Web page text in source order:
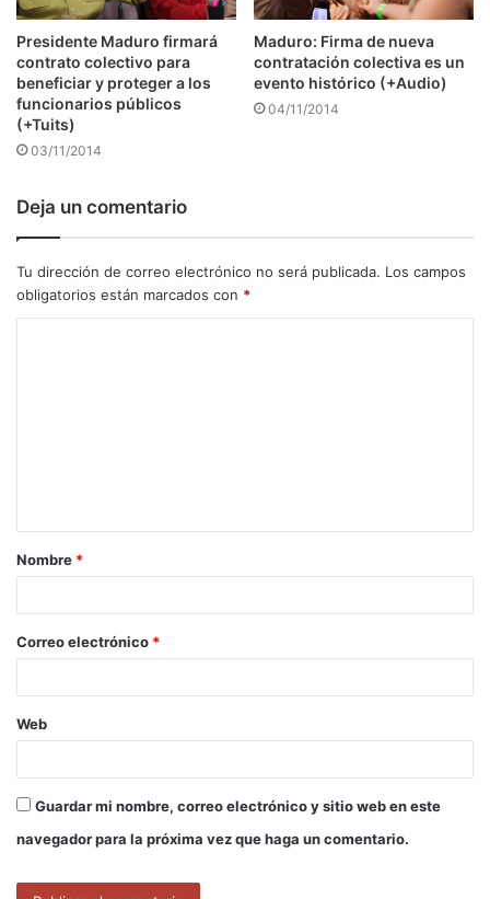
Presidente Maduro firmará
contrato colectivo para
beneficiar y proteger a los
funcionarios públicos
(+Tuits)
03/11/2014
Maduro: Firma de nueva
contratación colectiva es un
evento histórico (+Audio)
04/11/2014
Deja un comentario
Tu dirección de correo electrónico no será publicada. Los campos
obligatorios están marcados con *
a
r
*
Nombre *
Correo electrónico *
Web
Guardar mi nombre, correo electrónico y sitio web en este
navegador para la próxima vez que haga un comentario.